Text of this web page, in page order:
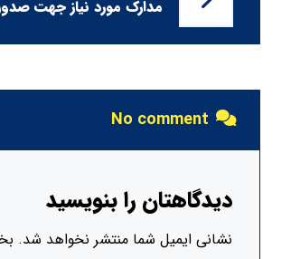
مدارک مورد نیاز جهت
No comment
دیدگاهتان را بنویسید
نشانی ایمیل شما منتشر نخواهد شد.